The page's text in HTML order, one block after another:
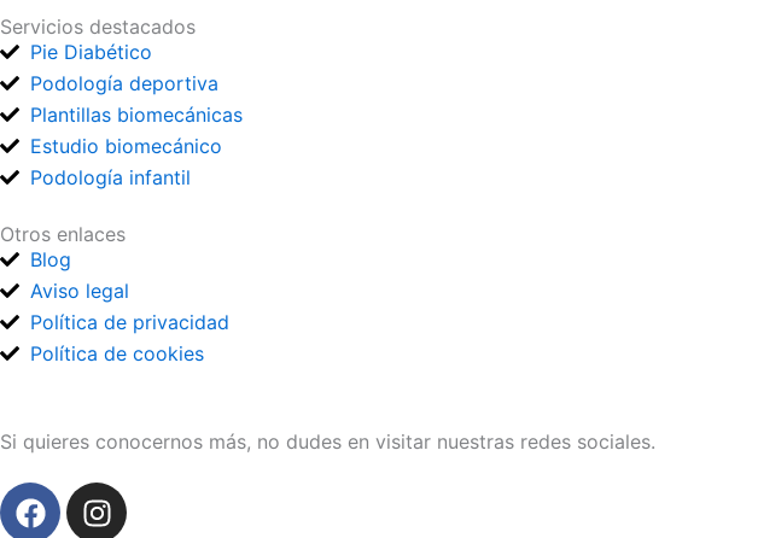
Servicios destacados
Pie Diabético
Podología deportiva
Plantillas biomecánicas
Estudio biomecánico
Podología infantil
Otros enlaces
Blog
Aviso legal
Política de privacidad
Política de cookies
Si quieres conocernos más, no dudes en visitar nuestras redes sociales.
F
a
I
n